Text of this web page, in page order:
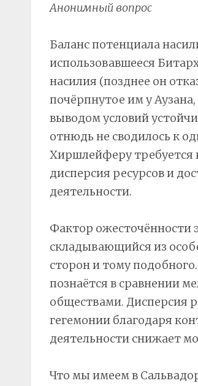
Анонимный вопрос
Баланс потенциала
использовавшееся
насилия (позднее он
почёрпнутое им у
выводом условий
отнюдь не сводилось к
Хиршлейферу требуется
дисперсия ресурсов и
деятельности.
Фактор ожесточённости
складывающийся из
сторон и тому
познаётся в сравнении
обществами. Дисперсия
гегемонии благодаря
деятельности снижает
Что мы имеем в